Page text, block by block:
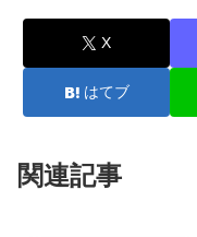
X
はてブ
関連記事